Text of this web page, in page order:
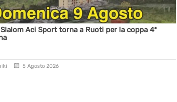
Aci Sport torna a Ruoti per la coppa 4ª
5 Agosto 2026